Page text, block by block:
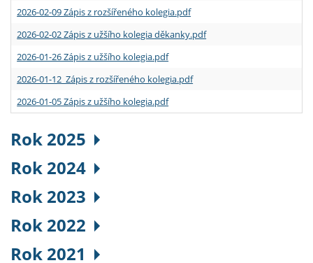
2026-02-09 Zápis z rozšířeného kolegia.pdf
2026-02-02 Zápis z užšího kolegia děkanky.pdf
2026-01-26 Zápis z užšího kolegia.pdf
2026-01-12 Zápis z rozšířeného kolegia.pdf
2026-01-05 Zápis z užšího kolegia.pdf
Rok 2025
Rok 2024
Rok 2023
Rok 2022
Rok 2021